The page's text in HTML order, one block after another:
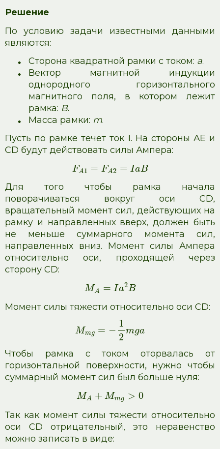
Решение
По условию задачи известными данными
являются:
• Сторона квадратной рамки с током: a.
•
Вектор магнитной индукции
однородного горизонтального
магнитного поля, в котором лежит
рамка: B.
• Масса рамки: m.
Пусть по рамке течёт ток I. На стороны АЕ и
CD будут действовать силы Ампера:
FA1 = FA2 = IaB
Для того чтобы рамка начала
поворачиваться вокруг оси CD,
вращательный момент сил, действующих на
рамку и направленных вверх, должен быть
не меньше суммарного момента сил,
направленных вниз. Момент силы Ампера
относительно оси, проходящей через
сторону CD:
MA = Ia2B
Момент силы тяжести относительно оси CD:
Mmg = −
1
2
mga
Чтобы рамка с током оторвалась от
горизонтальной поверхности, нужно чтобы
суммарный момент сил был больше нуля:
MA + Mmg > 0
Так как момент силы тяжести относительно
оси CD отрицательный, это неравенство
можно записать в виде: